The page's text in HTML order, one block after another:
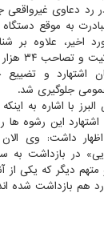
رد دعاوی
به موقع
اخیر، علاوه بر
متهمان،
اشتهارد و
عمومی جلوگیری شد.
با اشاره به
این رشوه ها
داشت: وی الان
در بازداشت به
متهم دیگر که یکی از
هم بازداشت شده